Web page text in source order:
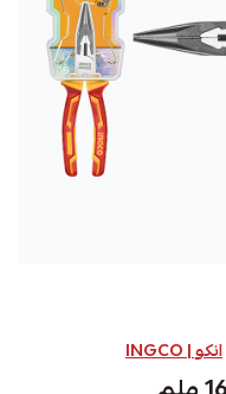
انكو | INGCO